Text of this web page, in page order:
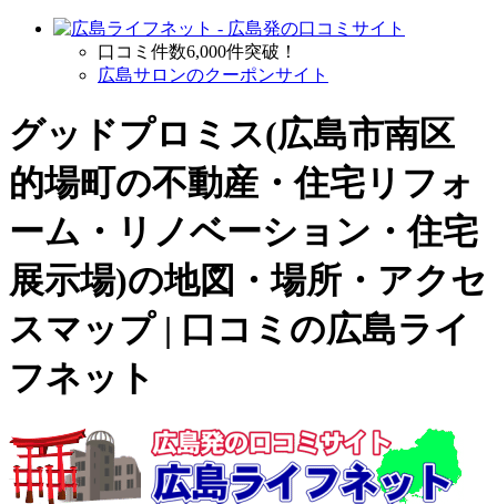
口コミ件数6,000件突破！
広島サロンのクーポンサイト
グッドプロミス(広島市南区
的場町の不動産・住宅リフォ
ーム・リノベーション・住宅
展示場)の地図・場所・アクセ
スマップ | 口コミの広島ライ
フネット